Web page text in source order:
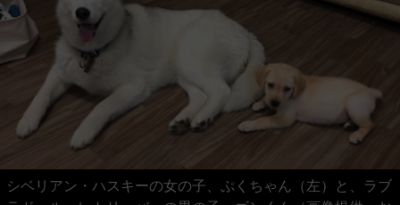
シベリアン・ハスキーの女の子、ぷくちゃん（左）と、ラブ